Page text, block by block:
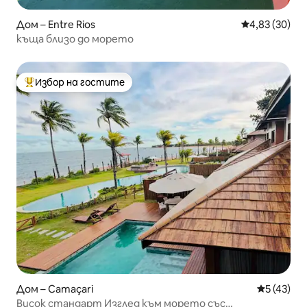
Дом – Entre Rios Средна
4,83 (30)
къща близо до морето
Най-популярен избор на гостите
Избор на гостите
Дом – Camaçari Средна
5 (43)
Висок стандарт Изглед към морето със